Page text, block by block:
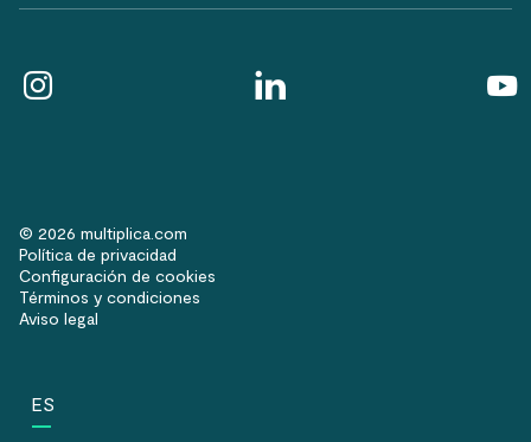
© 2026 multiplica.com
Política de privacidad
Configuración de cookies
Términos y condiciones
Aviso legal
ES